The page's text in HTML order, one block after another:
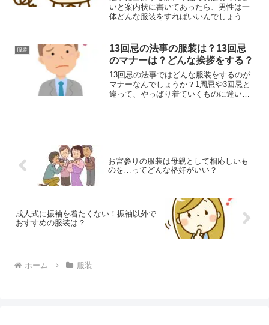
いと案内状に書いてあったら、男性は一
体どんな服装をすればいいんでしょう
ものがいいか迷いますよね。そこで今回
は法事の際に男性が着るべき...
服装
13回忌の法事の服装は？13回忌
のマナーは？どんな挨拶をする？
13回忌の法事ではどんな服装をするのが
マナーなんでしょうか？1周忌や3回忌と
違って、やっぱり着ていくものに迷いま
お宮参りの服装は母親として相応しいも
のを…ってどんな格好がいい？
成人式に振袖を着たくない！振袖以外で
おすすめの服装は？
ホーム 服装